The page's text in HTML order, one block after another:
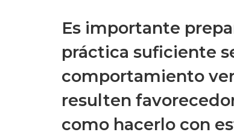
Es importante
práctica suficiente
comportamiento
resulten
como hacerlo con